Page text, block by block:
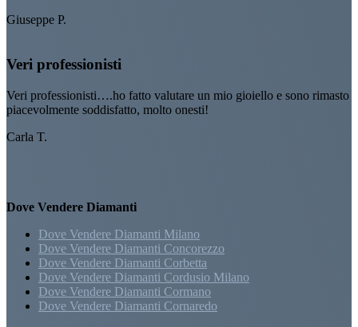
Giuseppe P.
Veri professionisti
Veri professionisti….ho fatto valutare un mio gioiello e sono rimasto
piacevolmente soddisfatto, molto onesti!
Carla T.
Dove Vendere Diamanti
Dove Vendere Diamanti Milano
Dove Vendere Diamanti Concorezzo
Dove Vendere Diamanti Corbetta
Dove Vendere Diamanti Cordusio Milano
Dove Vendere Diamanti Cormano
Dove Vendere Diamanti Cornaredo